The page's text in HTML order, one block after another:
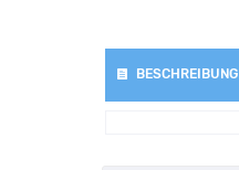
BESCHREIBUNG